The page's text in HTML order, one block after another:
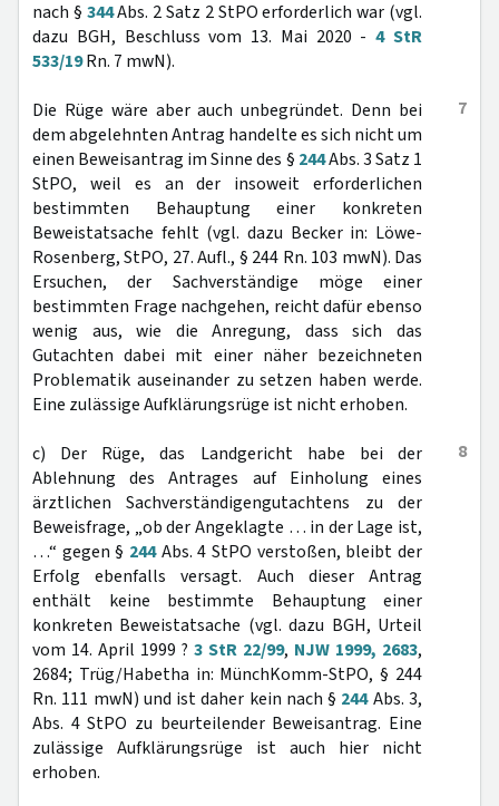
nach § 344Abs. 2 Satz 2 StPO erforderlich war (vgl.
dazu BGH, Beschluss vom 13. Mai 2020 -4 StR
533/19Rn. 7 mwN).
7
Die Rüge wäre aber auch unbegründet. Denn bei
dem abgelehnten Antrag handelte es sich nicht um
einen Beweisantrag im Sinne des § 244Abs. 3 Satz 1
StPO, weil es an der insoweit erforderlichen
bestimmten Behauptung einer konkreten
Beweistatsache fehlt (vgl. dazu Becker in: Löwe-
Rosenberg, StPO, 27. Aufl., § 244 Rn. 103 mwN). Das
Ersuchen, der Sachverständige möge einer
bestimmten Frage nachgehen, reicht dafür ebenso
wenig aus, wie die Anregung, dass sich das
Gutachten dabei mit einer näher bezeichneten
Problematik auseinander zu setzen haben werde.
Eine zulässige Aufklärungsrüge ist nicht erhoben.
8
c) Der Rüge, das Landgericht habe bei der
Ablehnung des Antrages auf Einholung eines
ärztlichen Sachverständigengutachtens zu der
Beweisfrage, „ob der Angeklagte … in der Lage ist,
…“ gegen § 244Abs. 4 StPO verstoßen, bleibt der
Erfolg ebenfalls versagt. Auch dieser Antrag
enthält keine bestimmte Behauptung einer
konkreten Beweistatsache (vgl. dazu BGH, Urteil
vom 14. April 1999 ? 3 StR 22/99, NJW 1999, 2683,
2684; Trüg/Habetha in: MünchKomm-StPO, § 244
Rn. 111 mwN) und ist daher kein nach § 244Abs. 3,
Abs. 4 StPO zu beurteilender Beweisantrag. Eine
zulässige Aufklärungsrüge ist auch hier nicht
erhoben.